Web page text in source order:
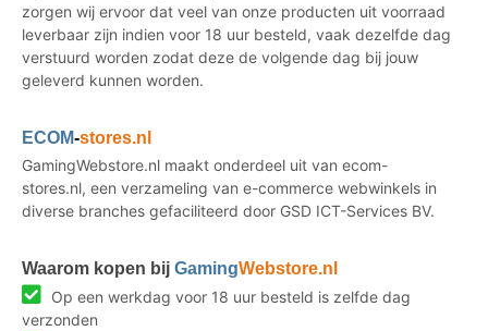
zorgen wij ervoor dat veel van onze producten uit voorraad
leverbaar zijn indien voor 18 uur besteld, vaak dezelfde dag
verstuurd worden zodat deze de volgende dag bij jouw
geleverd kunnen worden.
ECOM-stores.nl
GamingWebstore.nl maakt onderdeel uit van ecom-
stores.nl, een verzameling van e-commerce webwinkels in
diverse branches gefaciliteerd door GSD ICT-Services BV.
Waarom kopen bij GamingWebstore.nl
Op een werkdag voor 18 uur besteld is zelfde dag
verzonden